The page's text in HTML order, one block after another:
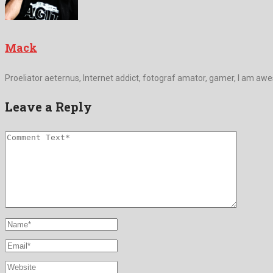
Mack
Proeliator aeternus, Internet addict, fotograf amator, gamer, I am
Leave a Reply